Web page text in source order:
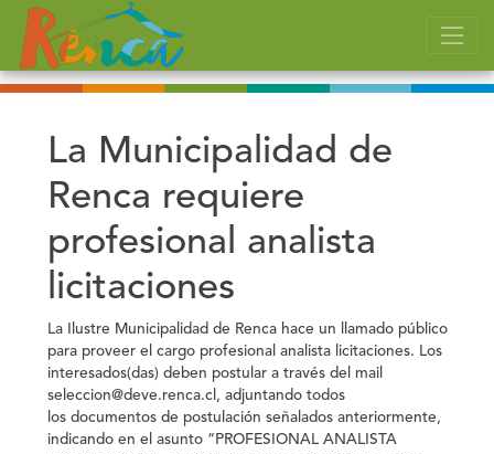
La Municipalidad de
Renca requiere
profesional analista
licitaciones
La Ilustre Municipalidad de Renca hace un llamado público
para proveer el cargo profesional analista licitaciones. Los
interesados(das) deben postular a través del mail
seleccion@deve.renca.cl, adjuntando todos
los documentos de postulación señalados anteriormente,
indicando en el asunto “PROFESIONAL ANALISTA